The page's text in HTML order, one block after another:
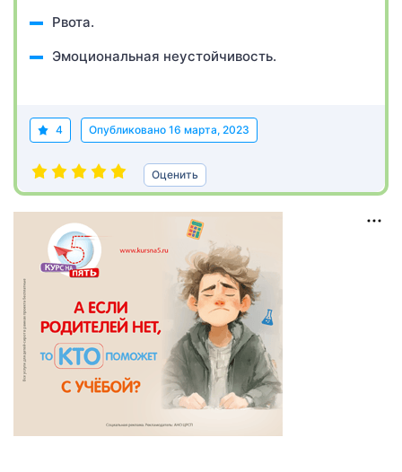
Рвота.
Эмоциональная неустойчивость.
4 Опубликовано 16 марта, 2023
Оценить